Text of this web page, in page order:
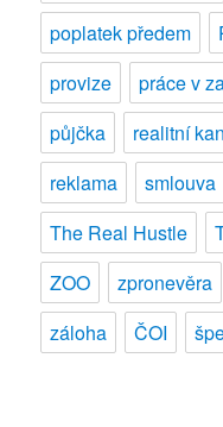
poplatek předem
provize
práce v
půjčka
realitní
reklama
smlouva
The Real Hustle
ZOO
zpronevěra
záloha
ČOI